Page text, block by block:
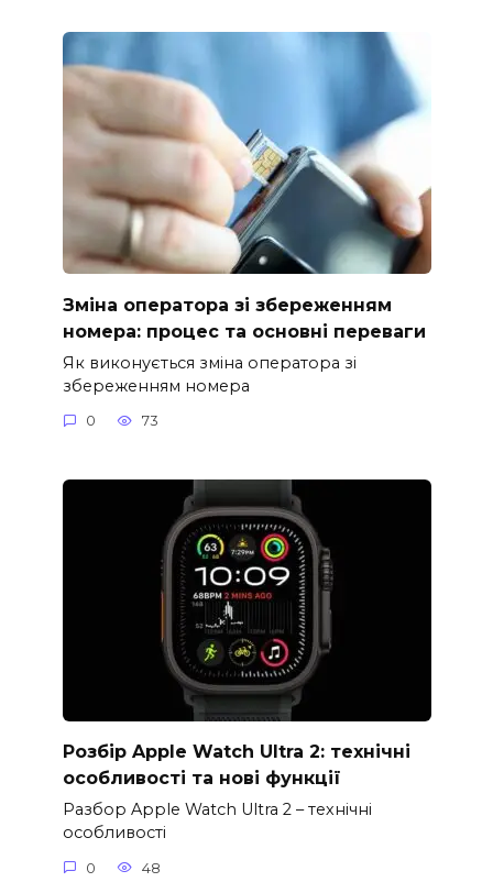
Зміна оператора зі збереженням
номера: процес та основні переваги
Як виконується зміна оператора зі
збереженням номера
0 73
Розбір Apple Watch Ultra 2: технічні
особливості та нові функції
Разбор Apple Watch Ultra 2 – технічні
особливості
0 48